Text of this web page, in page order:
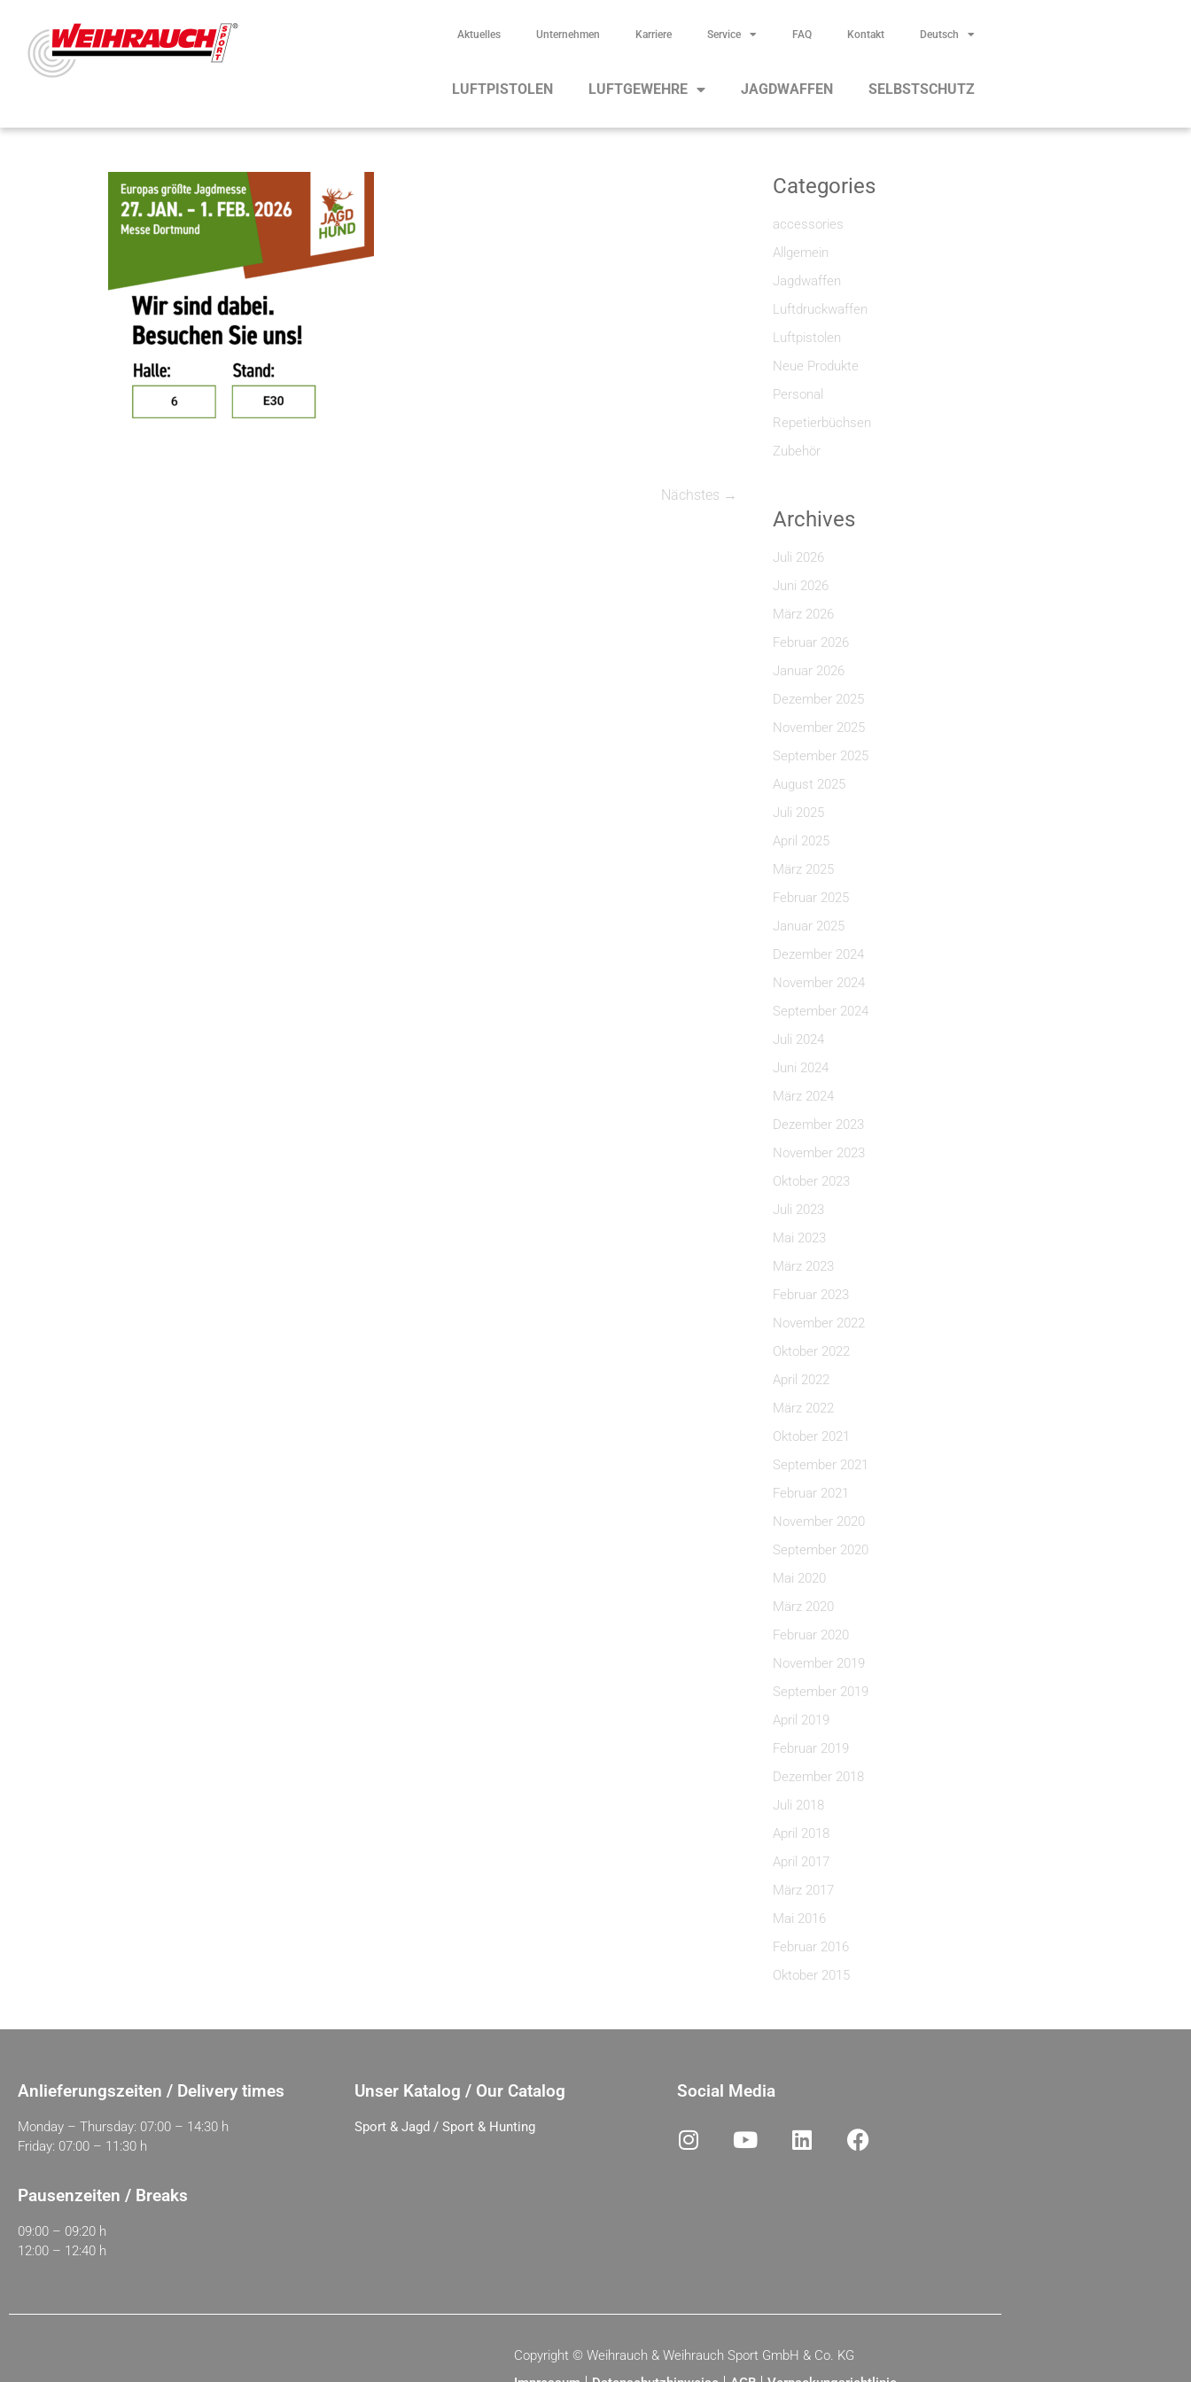
Aktuelles Unternehmen Karriere Service FAQ Kontakt Deutsch
LUFTPISTOLEN LUFTGEWEHRE JAGDWAFFEN SELBSTSCHUTZ
Nächstes →
Categories
accessories
Allgemein
Jagdwaffen
Luftdruckwaffen
Luftpistolen
Neue Produkte
Personal
Repetierbüchsen
Zubehör
Archives
Juli 2026
Juni 2026
März 2026
Februar 2026
Januar 2026
Dezember 2025
November 2025
September 2025
August 2025
Juli 2025
April 2025
März 2025
Februar 2025
Januar 2025
Dezember 2024
November 2024
September 2024
Juli 2024
Juni 2024
März 2024
Dezember 2023
November 2023
Oktober 2023
Juli 2023
Mai 2023
März 2023
Februar 2023
November 2022
Oktober 2022
April 2022
März 2022
Oktober 2021
September 2021
Februar 2021
November 2020
September 2020
Mai 2020
März 2020
Februar 2020
November 2019
September 2019
April 2019
Februar 2019
Dezember 2018
Juli 2018
April 2018
April 2017
März 2017
Mai 2016
Februar 2016
Oktober 2015
Anlieferungszeiten / Delivery times
Monday – Thursday: 07:00 – 14:30 h
Friday: 07:00 – 11:30 h
Pausenzeiten / Breaks
09:00 – 09:20 h
12:00 – 12:40 h
Unser Katalog / Our Catalog
Sport & Jagd / Sport & Hunting
Social Media
Copyright © Weihrauch & Weihrauch Sport GmbH & Co. KG